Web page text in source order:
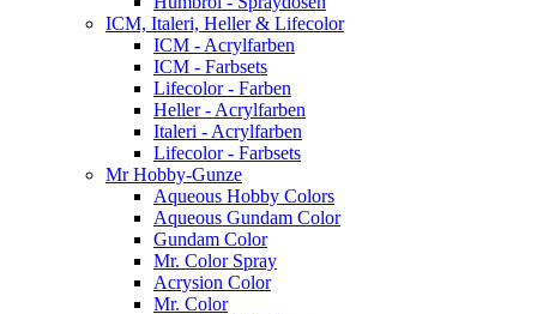
ICM, Italeri, Heller & Lifecolor
ICM - Acrylfarben
ICM - Farbsets
Lifecolor - Farben
Heller - Acrylfarben
Italeri - Acrylfarben
Lifecolor - Farbsets
Mr Hobby-Gunze
Aqueous Hobby Colors
Aqueous Gundam Color
Gundam Color
Mr. Color Spray
Acrysion Color
Mr. Color